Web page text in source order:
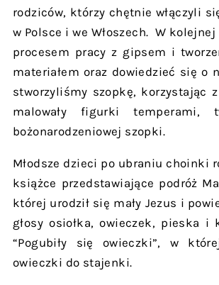
rodziców, którzy chętnie włączyli
w Polsce i we Włoszech. W
procesem pracy z gipsem i
materiałem oraz dowiedzieć się o
stworzyliśmy szopkę, korzystając
malowały figurki temperami,
bożonarodzeniowej szopki.
Młodsze dzieci po ubraniu choinki
książce przedstawiające podróż
której urodził się mały Jezus i
głosy osiołka, owieczek, pieska
“Pogubiły się owieczki”, w
owieczki do stajenki.